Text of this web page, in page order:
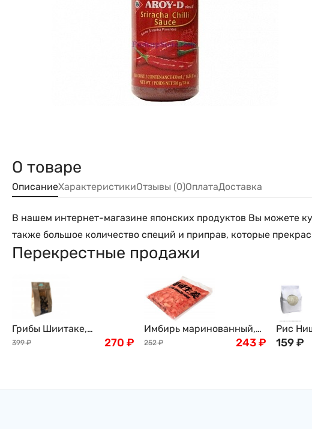
О товаре
ОписаниеХарактеристикиОтзывы (0)ОплатаДоставка
В нашем интернет-магазине японских продуктов Вы можете
также большое количество специй и приправ, которые
Перекрестные продажи
Грибы Шиитаке,
древесные, 100г
399 ₽ 270 ₽
Имбирь маринованный,
розовый, 1кг
252 ₽ 243₽
Рис
роллов,
159₽